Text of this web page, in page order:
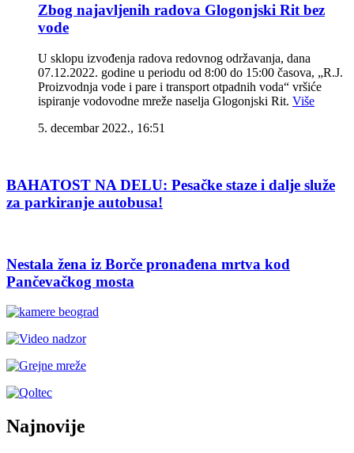
Zbog najavljenih radova Glogonjski Rit bez
vode
U sklopu izvođenja radova redovnog održavanja, dana
07.12.2022. godine u periodu od 8:00 do 15:00 časova, „R.J.
Proizvodnja vode i pare i transport otpadnih voda“ vršiće
ispiranje vodovodne mreže naselja Glogonjski Rit. Više
5. decembar 2022., 16:51
BAHATOST NA DELU: Pesačke staze i dalje služe
za parkiranje autobusa!
Nestala žena iz Borče pronađena mrtva kod
Pančevačkog mosta
Najnovije